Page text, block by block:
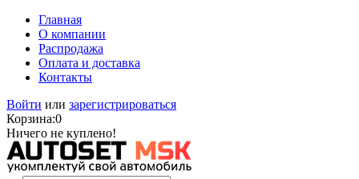
Главная
О компании
Распродажа
Оплата и доставка
Контакты
Войти или зарегистрироваться
Корзина:0
Ничего не куплено!